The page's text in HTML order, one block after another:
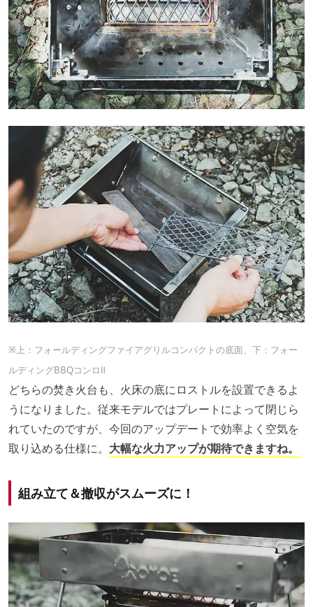
※上：フォールディングファイアグリルコンパクトの底面、下：フォー
ルディングBBQコンロⅡ
どちらの焚き火台も、火床の底にロストルを設置できるよ
うになりました。従来モデルではプレートによって閉じら
れていたのですが、今回のアップデートで効率よく空気を
取り込める仕様に。 大幅な火力アップが期待できますね。
組み立て＆撤収がスムーズに！